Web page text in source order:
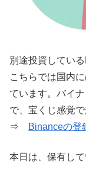
別途投資してい
こちらでは国内
ています。バイ
で、宝くじ感覚
⇒
Binanceの登
本日は、保有し